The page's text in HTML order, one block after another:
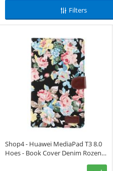
Filters
Shop4 - Huawei MediaPad T3 8.0
Hoes - Book Cover Denim Rozen